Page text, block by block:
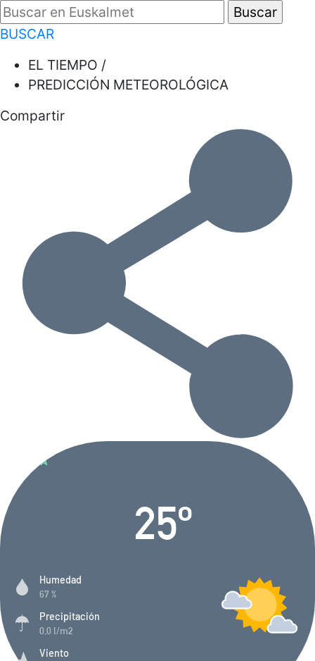
BUSCAR
EL TIEMPO /
PREDICCIÓN METEOROLÓGICA
Compartir
AHORA
Seleccione
municipio
25º
Humedad
67 %
Precipitación
0,0 l/m2
Viento